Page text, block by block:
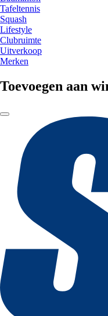
Tafeltennis
Squash
Lifestyle
Clubruimte
Uitverkoop
Merken
Toevoegen aan